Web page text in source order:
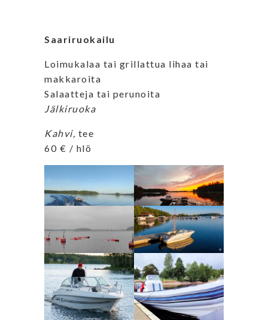
Saariruokailu
Loimukalaa tai grillattua lihaa tai
makkaroita
Salaatteja tai perunoita
Jälkiruoka
Kahvi, tee
60 € / hlö